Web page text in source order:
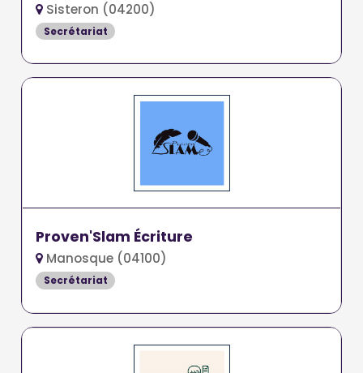
Sisteron (04200)
Secrétariat
Proven'Slam Écriture
Manosque (04100)
Secrétariat